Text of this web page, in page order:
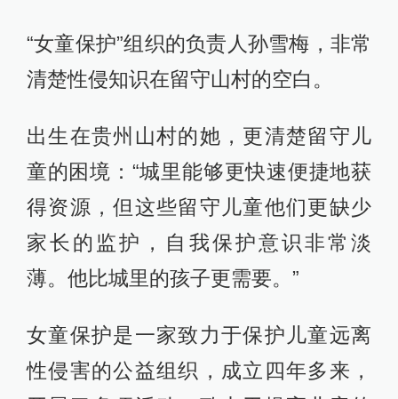
“女童保护”组织的负责人孙雪梅，非常
清楚性侵知识在留守山村的空白。
出生在贵州山村的她，更清楚留守儿
童的困境：“城里能够更快速便捷地获
得资源，但这些留守儿童他们更缺少
家长的监护，自我保护意识非常淡
薄。他比城里的孩子更需要。”
女童保护是一家致力于保护儿童远离
性侵害的公益组织，成立四年多来，